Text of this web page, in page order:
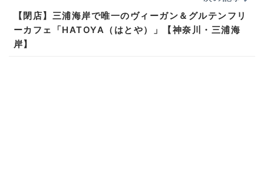
【閉店】三浦海岸で唯一のヴィーガン＆グルテンフリ
ーカフェ「HATOYA（はとや）」【神奈川・三浦海
岸】